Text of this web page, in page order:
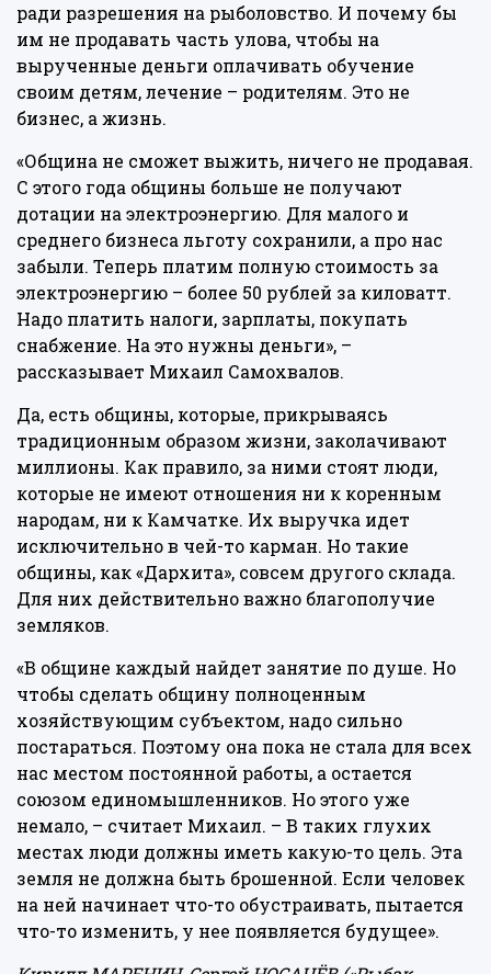
ради разрешения на рыболовство. И почему бы
им не продавать часть улова, чтобы на
вырученные деньги оплачивать обучение
своим детям, лечение – родителям. Это не
бизнес, а жизнь.
«Община не сможет выжить, ничего не продавая.
С этого года общины больше не получают
дотации на электроэнергию. Для малого и
среднего бизнеса льготу сохранили, а про нас
забыли. Теперь платим полную стоимость за
электроэнергию – более 50 рублей за киловатт.
Надо платить налоги, зарплаты, покупать
снабжение. На это нужны деньги», –
рассказывает Михаил Самохвалов.
Да, есть общины, которые, прикрываясь
традиционным образом жизни, заколачивают
миллионы. Как правило, за ними стоят люди,
которые не имеют отношения ни к коренным
народам, ни к Камчатке. Их выручка идет
исключительно в чей-то карман. Но такие
общины, как «Дархита», совсем другого склада.
Для них действительно важно благополучие
земляков.
«В общине каждый найдет занятие по душе. Но
чтобы сделать общину полноценным
хозяйствующим субъектом, надо сильно
постараться. Поэтому она пока не стала для всех
нас местом постоянной работы, а остается
союзом единомышленников. Но этого уже
немало, – считает Михаил. – В таких глухих
местах люди должны иметь какую-то цель. Эта
земля не должна быть брошенной. Если человек
на ней начинает что-то обустраивать, пытается
что-то изменить, у нее появляется будущее».